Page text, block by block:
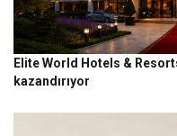
Elite World Hotels &
kazandırıyor